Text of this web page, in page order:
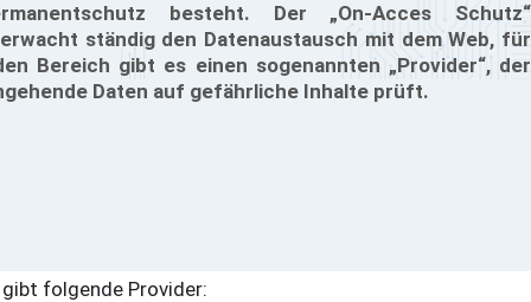
besteht. Der „On-Acces Schutz“
ständig den Datenaustausch mit dem Web, für
Bereich gibt es einen sogenannten „Provider“, der
Daten auf gefährliche Inhalte prüft.
gibt folgende Provider: